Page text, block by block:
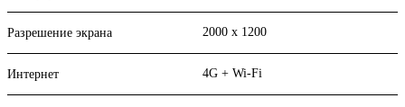
Разрешение экрана 2000 x 1200
Интернет 4G + Wi-Fi